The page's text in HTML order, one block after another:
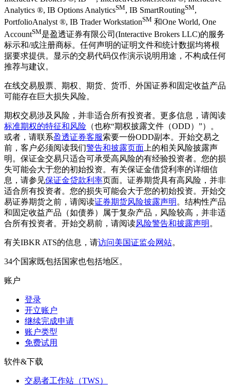
Analytics ®, IB Options AnalyticsSM, IB SmartRoutingSM,
PortfolioAnalyst ®, IB Trader WorkstationSM 和One World, One
AccountSM是盈透证券有限公司(Interactive Brokers LLC)的服务
标示和/或注册商标。任何声明的证明文件和统计数据均将根
据要求提供。显示的交易代码仅作演示说明用途，不构成任何
推荐与建议。
在线交易股票、期权、期货、货币、外国证券和固定收益产品
可能存在巨大损失风险。
期权交易涉及风险，并非适合所有投资者。更多信息，请阅读
标准期权的特征和风险 （也称“期权披露文件（ODD）”）。
或者，请联系盈透证券客服索要一份ODD副本。开始交易之
前，客户必须阅读我们警告和披露页面 上的相关风险披露声
明。保证金交易只适合可承受高风险的有经验投资者。您的损
失可能会大于您的初始投资。有关保证金借贷利率的详细信
息，请参见保证金贷款利率页面。证券期货具有高风险，并非
适合所有投资者。您的损失可能会大于您的初始投资。开始交
易证券期货之前，请阅读证券期货风险披露声明 。结构性产品
和固定收益产品（如债券）属于复杂产品，风险较高，并非适
合所有投资者。开始交易前，请阅读风险警告和披露声明 。
有关IBKR ATS的信息，请访问美国证监会网站。
34个国家既包括国家也包括地区。
账户
登录
开立账户
继续完成申请
账户类型
免费试用
软件&下载
交易者工作站（TWS）